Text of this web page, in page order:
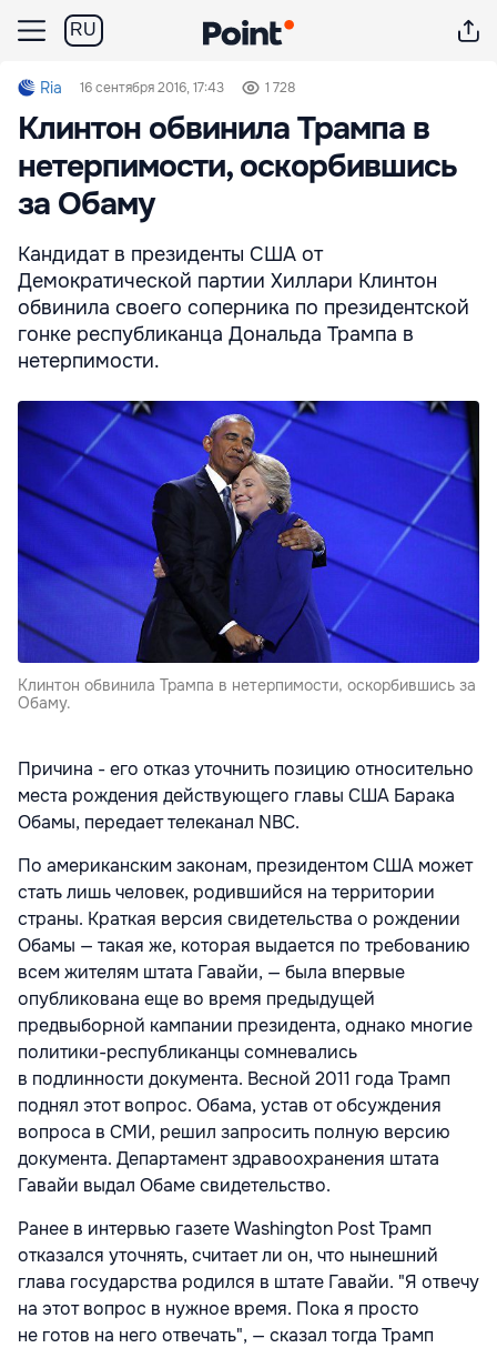
RU
Ria 16 сентября 2016, 17:43 1 728
Клинтон обвинила Трампа в
нетерпимости, оскорбившись
за Обаму
Кандидат в президенты США от
Демократической партии Хиллари Клинтон
обвинила своего соперника по президентской
гонке республиканца Дональда Трампа в
нетерпимости.
Клинтон обвинила Трампа в нетерпимости, оскорбившись за
Обаму.
Причина - его отказ уточнить позицию относительно
места рождения действующего главы США Барака
Обамы, передает телеканал NBC.
По американским законам, президентом США может
стать лишь человек, родившийся на территории
страны. Краткая версия свидетельства о рождении
Обамы — такая же, которая выдается по требованию
всем жителям штата Гавайи, — была впервые
опубликована еще во время предыдущей
предвыборной кампании президента, однако многие
политики-республиканцы сомневались
в подлинности документа. Весной 2011 года Трамп
поднял этот вопрос. Обама, устав от обсуждения
вопроса в СМИ, решил запросить полную версию
документа. Департамент здравоохранения штата
Гавайи выдал Обаме свидетельство.
Ранее в интервью газетеWashington PostТрамп
отказался уточнять, считает ли он, что нынешний
глава государства родился в штате Гавайи. "Я отвечу
на этот вопрос в нужное время. Пока я просто
не готов на него отвечать", — сказал тогда Трамп